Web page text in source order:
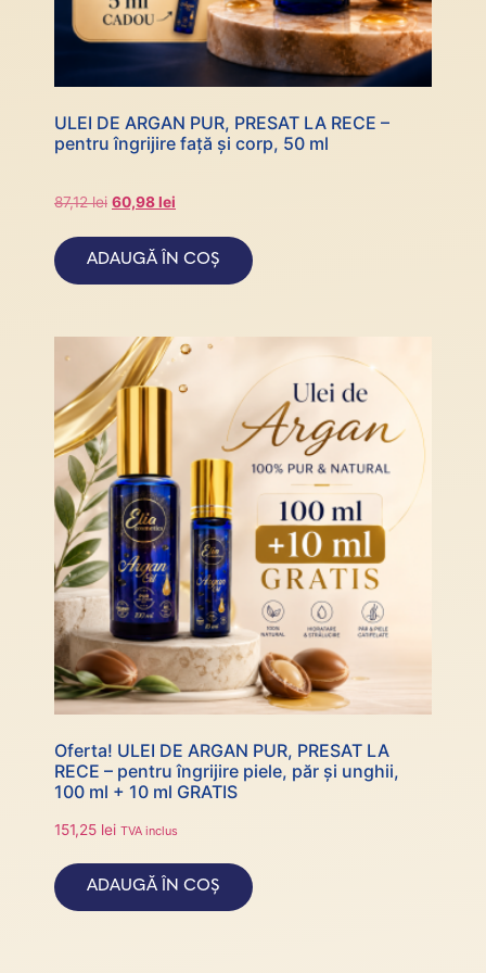
ULEI DE ARGAN PUR, PRESAT LA RECE –
pentru îngrijire față și corp, 50 ml
87,12lei 60,98lei
ADAUGĂ ÎN COȘ
Oferta! ULEI DE ARGAN PUR, PRESAT LA
RECE – pentru îngrijire piele, păr și unghii,
100 ml + 10 ml GRATIS
151,25 lei TVA inclus
ADAUGĂ ÎN COȘ